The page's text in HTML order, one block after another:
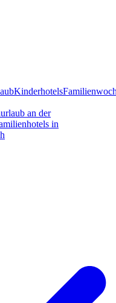
Kinderhotels
an der
in